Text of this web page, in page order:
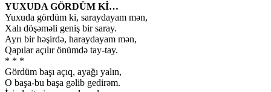
YUXUDA GÖRDÜM Kİ…
Yuxuda gördüm ki, saraydayam mən,
Xalı döşəməli geniş bir saray.
Ayrı bir həşirdə, haraydayam mən,
Qapılar açılır önümdə tay-tay.
* * *
Gördüm başı açıq, ayağı yalın,
O başa-bu başa gəlib gedirəm.